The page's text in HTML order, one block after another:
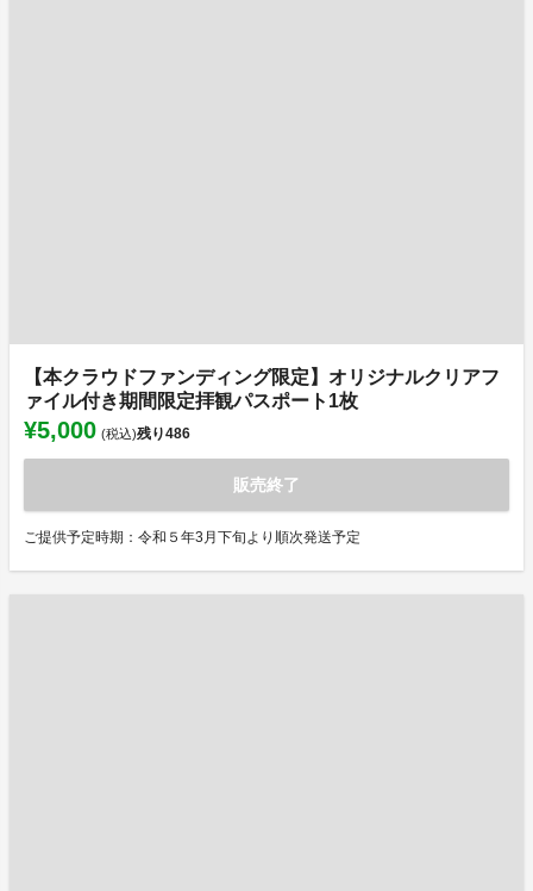
【本クラウドファンディング限定】オリジナルクリアフ
ァイル付き期間限定拝観パスポート1枚
¥5,000 (税込)残り486
販売終了
ご提供予定時期：令和５年3月下旬より順次発送予定